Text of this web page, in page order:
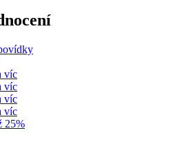
víc
víc
víc
víc
25%